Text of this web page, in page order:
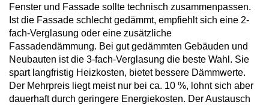
Fenster und Fassade sollte technisch zusammenpassen.
Ist die Fassade schlecht gedämmt, empfiehlt sich eine 2-
fach-Verglasung oder eine zusätzliche
Fassadendämmung. Bei gut gedämmten Gebäuden und
Neubauten ist die 3-fach-Verglasung die beste Wahl. Sie
spart langfristig Heizkosten, bietet bessere Dämmwerte.
Der Mehrpreis liegt meist nur bei ca. 10 %, lohnt sich aber
dauerhaft durch geringere Energiekosten. Der Austausch